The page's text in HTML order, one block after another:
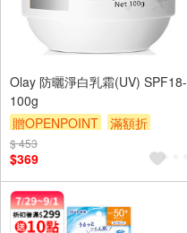
Olay 防曬淨白乳霜(UV) SPF18-
100g
贈OPENPOINT
滿額折
贈$200
$ 453
$369